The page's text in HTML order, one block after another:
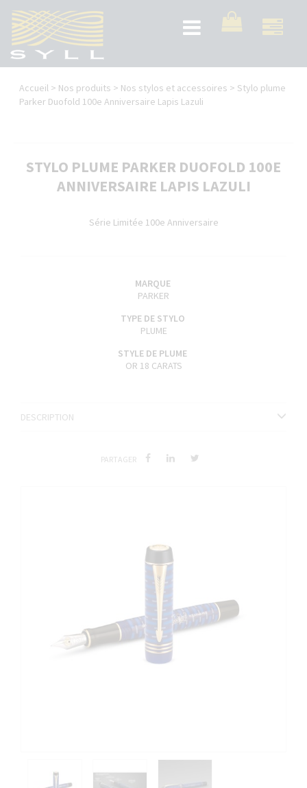
contenu
principal
Toggle
navigation
Vous
êtes
Accueil > Nos produits > Nos stylos et accessoires > Stylo plume
Parker Duofold 100e Anniversaire Lapis Lazuli
STYLO PLUME PARKER DUOFOLD 100E
ANNIVERSAIRE LAPIS LAZULI
Série Limitée 100e Anniversaire
MARQUE
PARKER
TYPE DE STYLO
PLUME
STYLE DE PLUME
OR 18 CARATS
DESCRIPTION
PARTAGER